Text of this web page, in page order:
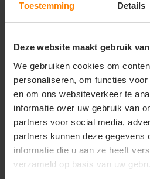
Toestemming Details
Deze website maakt gebruik
We gebruiken cookies om
personaliseren, om functies
en om ons websiteverkeer te
informatie over uw gebruik van
partners voor social media,
partners kunnen deze gegevens
informatie die u aan ze heeft
verzameld op basis van uw
ontwerp. Ideaal voor
of promotionele acties. Ook
Belangrijkste
Altijd de laagste
150 g/m² jersey katoen:
comfortabel
Licht getailleerde
Geschikt voor werk,
Buisvormig voor extra
vormvastheid